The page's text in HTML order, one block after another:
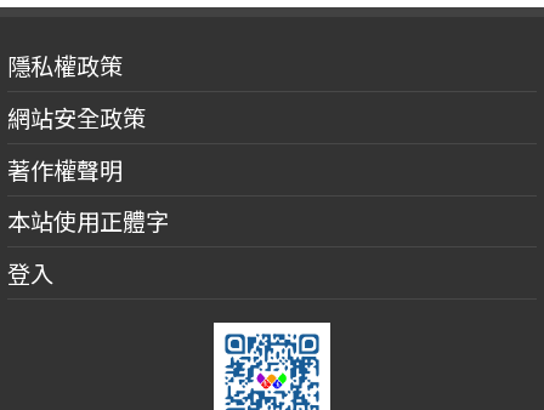
隱私權政策
網站安全政策
著作權聲明
本站使用正體字
登入